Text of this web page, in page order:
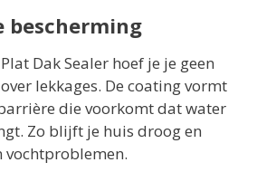
bescherming
Dak Sealer hoef je je geen
lekkages. De coating vormt
die voorkomt dat water
Zo blijft je huis droog en
vochtproblemen.